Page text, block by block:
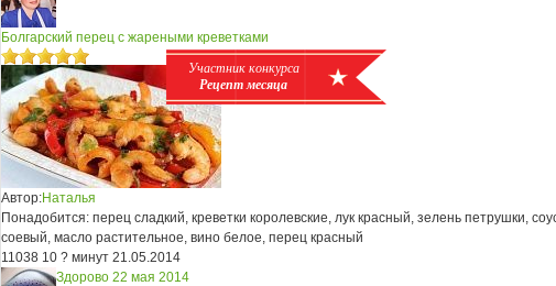
Участник конкурса
Рецепт месяца
Болгарский перец с жареными креветками
Автор:Наталья
Понадобится: перец сладкий, креветки королевские, лук красный, зелень петрушки,
соевый, масло растительное, вино белое, перец красный
11038 10 ? минут 21.05.2014
Здорово 22 мая 2014